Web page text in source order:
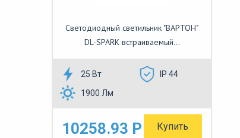
Светодиодный светильник "ВАРТОН"
DL-SPARK встраиваемый...
25 Вт
IP 44
1900 Лм
10258.93 Р Купить